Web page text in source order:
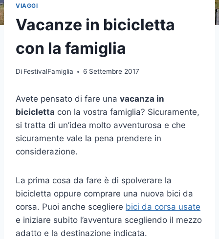
VIAGGI
Vacanze in bicicletta
con la famiglia
Di FestivalFamiglia 6 Settembre 2017
Avete pensato di fare una vacanza in
bicicletta con la vostra famiglia? Sicuramente,
si tratta di un’idea molto avventurosa e che
sicuramente vale la pena prendere in
considerazione.
La prima cosa da fare è di spolverare la
bicicletta oppure comprare una nuova bici da
corsa. Puoi anche scegliere bici da corsa usate
e iniziare subito l’avventura scegliendo il mezzo
adatto e la destinazione indicata.